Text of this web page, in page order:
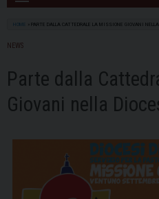
HOME PARTE DALLA CATTEDRALE LA MISSIONE GIOVANI
NEWS
Parte dalla
Giovani nella